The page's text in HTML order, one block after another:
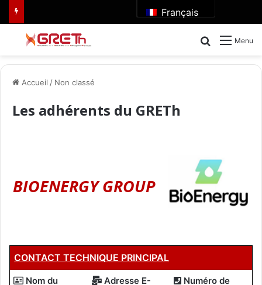
Français
Menu
Rechercher
Accueil / Non classé
Les adhérents du GRETh
BIOENERGY GROUP
CONTACT TECHNIQUE PRINCIPAL
Nom du
Adresse E-
Numéro de